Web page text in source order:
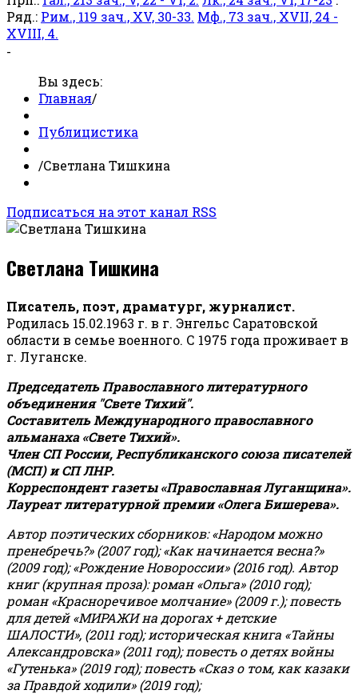
Ряд.: Рим., 119 зач., XV, 30-33. Мф., 73 зач., XVII, 24 -
XVIII, 4.
-
Вы здесь:
Главная/
Публицистика
/Светлана Тишкина
Подписаться на этот канал RSS
Светлана Тишкина
Писатель, поэт, драматург, журналист.
Родилась 15.02.1963 г. в г. Энгельс Саратовской
области в семье военного. С 1975 года проживает в
г. Луганске.
Председатель Православного литературного
объединения "Свете Тихий".
Составитель Международного православного
альманаха «Свете Тихий».
Член СП России, Республиканского союза писателей
(МСП) и СП ЛНР.
Корреспондент газеты «Православная Луганщина».
Лауреат литературной премии «Олега Бишерева».
Автор поэтических сборников: «Народом можно
пренебречь?» (2007 год); «Как начинается весна?»
(2009 год); «Рождение Новороссии» (2016 год). Автор
книг (крупная проза): роман «Ольга» (2010 год);
роман «Красноречивое молчание» (2009 г.); повесть
для детей «МИРАЖИ на дорогах + детские
ШАЛОСТИ», (2011 год); историческая книга «Тайны
Александровска» (2011 год); повесть о детях войны
«Гутенька» (2019 год); повесть «Сказ о том, как казаки
за Правдой ходили» (2019 год);